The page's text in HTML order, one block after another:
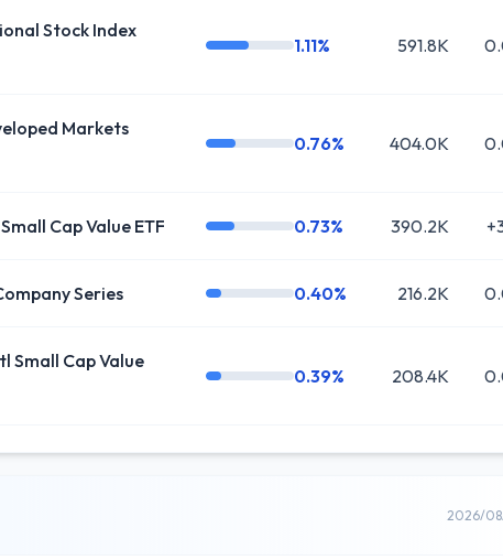
Stock Index
1.11% 591.8K
Markets
0.76% 404.0K
Cap Value ETF 0.73% 390.2K
Series 0.40% 216.2K
Small Cap Value
0.39% 208.4K
2026/